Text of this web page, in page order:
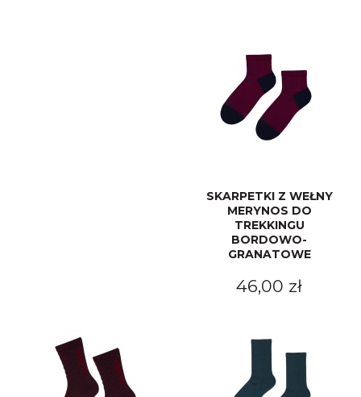
SKARPETKI Z WEŁNY
MERYNOS DO
TREKKINGU
BORDOWO-
GRANATOWE
46,00 zł